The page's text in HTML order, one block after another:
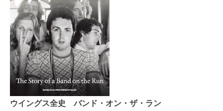
ウイングス全史 バンド・オン・ザ・ラン